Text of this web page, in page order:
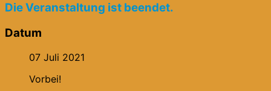
Die Veranstaltung ist beendet.
Datum
07 Juli 2021
Vorbei!